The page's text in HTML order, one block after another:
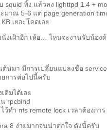
squid ทิ้ง แล้วลง lighttpd 1.4 +
มาณ 5-6 แต่ page generation
เยอะโคดเลย
งเฝ้าอีก เห้อ… ไหนจะงานรับน้องด้
ต้นมา มีการเปลี่ยนแปลงชื่อ
ยการต่อไปนี้ครับ
ดิมได้เลย
rpcbind
ว้ทำ nfs remote lock เวลาต้องกา
8 ง่ายมากจนน่าตกใจ ดังนี้ครับ